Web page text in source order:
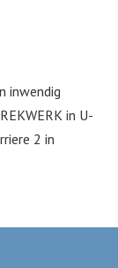
inwendig
in U-
2 in